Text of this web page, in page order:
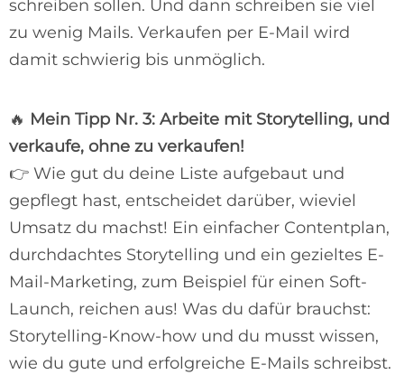
schreiben sollen. Und dann schreiben sie viel
zu wenig Mails. Verkaufen per E-Mail wird
damit schwierig bis unmöglich.
🔥 Mein Tipp Nr. 3: Arbeite mit Storytelling, und
verkaufe, ohne zu verkaufen!
👉 Wie gut du deine Liste aufgebaut und
gepflegt hast, entscheidet darüber, wieviel
Umsatz du machst! Ein einfacher Contentplan,
durchdachtes Storytelling und ein gezieltes E-
Mail-Marketing, zum Beispiel für einen Soft-
Launch, reichen aus! Was du dafür brauchst:
Storytelling-Know-how und du musst wissen,
wie du gute und erfolgreiche E-Mails schreibst.